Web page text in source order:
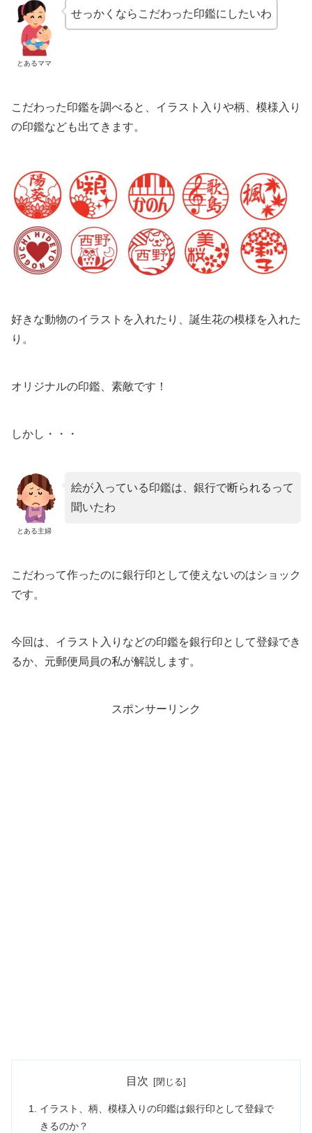
とあるママ
せっかくならこだわった印鑑にしたいわ
こだわった印鑑を調べると、イラスト入りや柄、模様入り
の印鑑なども出てきます。
好きな動物のイラストを入れたり、誕生花の模様を入れた
り。
オリジナルの印鑑、素敵です！
しかし・・・
とある主婦
絵が入っている印鑑は、銀行で断られるって
聞いたわ
こだわって作ったのに銀行印として使えないのはショック
です。
今回は、イラスト入りなどの印鑑を銀行印として登録でき
るか、元郵便局員の私が解説します。
スポンサーリンク
目次
イラスト、柄、模様入りの印鑑は銀行印として登録で
きるのか？